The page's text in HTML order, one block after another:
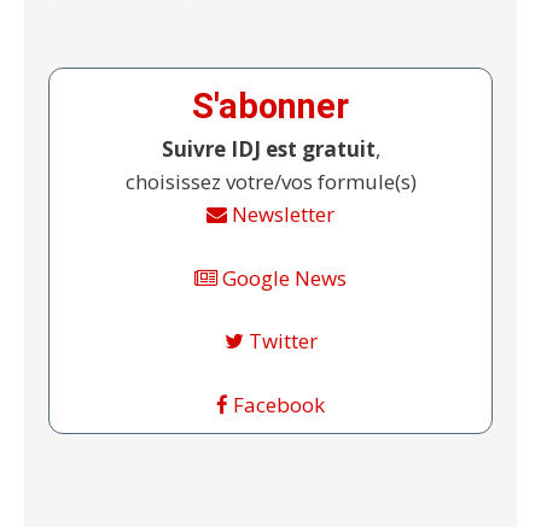
S'abonner
Suivre IDJ est gratuit,
choisissez votre/vos formule(s)
Newsletter
Google News
Twitter
Facebook